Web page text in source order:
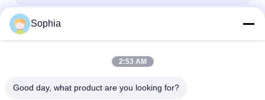
Sophia
2:53 AM
Good day, what product are you looking for?